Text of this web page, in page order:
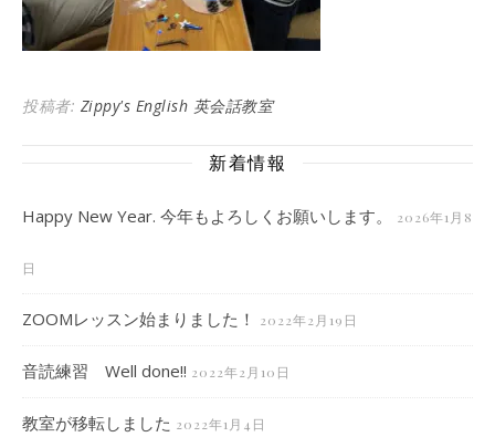
投稿者: Zippy's English 英会話教室
新着情報
Happy New Year. 今年もよろしくお願いします。 2026年1月8
日
ZOOMレッスン始まりました！ 2022年2月19日
音読練習 Well done!! 2022年2月10日
教室が移転しました 2022年1月4日